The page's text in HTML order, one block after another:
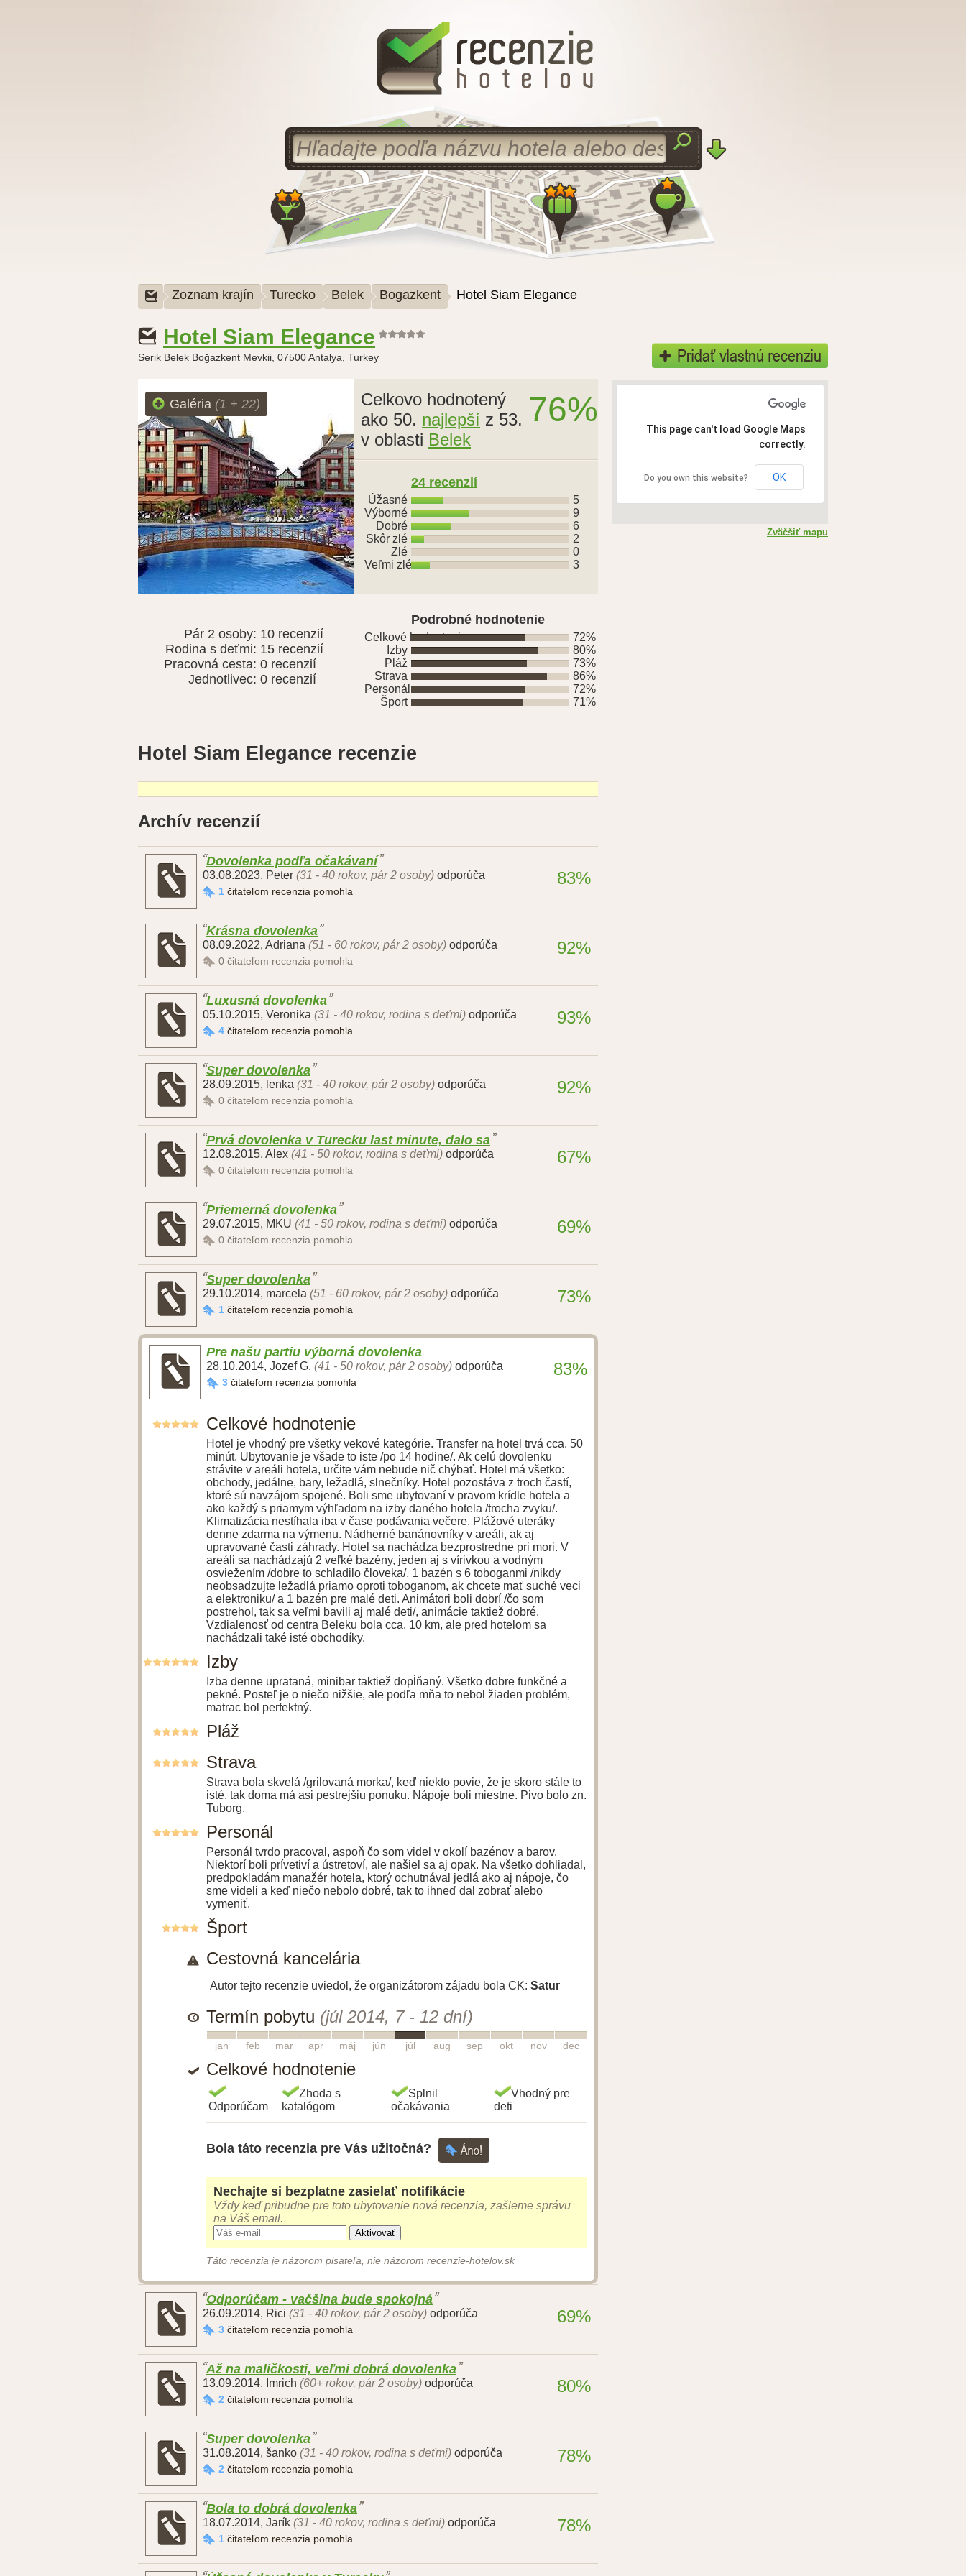
Zoznam krajín Turecko Belek Bogazkent Hotel Siam Elegance
Hotel Siam Elegance
Serik Belek Boğazkent Mevkii, 07500 Antalya, Turkey
Galéria (1 + 22) 76%
Celkovo hodnotený
ako 50. najlepší z 53.
v oblasti Belek
24 recenzií
Úžasné
5
Výborné
9
Dobré
6
Skôr zlé
2
Zlé
0
Veľmi zlé
3
Pár 2 osoby: 10 recenzií
Rodina s deťmi: 15 recenzií
Pracovná cesta: 0 recenzií
Jednotlivec: 0 recenzií
Podrobné hodnotenie
Celkové hodnotenie
72%
Izby
80%
Pláž
73%
Strava
86%
Personál
72%
Šport
71%
Hotel Siam Elegance recenzie
Archív recenzií
Dovolenka podľa očakávaní
03.08.2023, Peter (31 - 40 rokov, pár 2 osoby) odporúča
1 čitateľom recenzia pomohla
83%
Krásna dovolenka
08.09.2022, Adriana (51 - 60 rokov, pár 2 osoby) odporúča
0 čitateľom recenzia pomohla
92%
Luxusná dovolenka
05.10.2015, Veronika (31 - 40 rokov, rodina s deťmi) odporúča
4 čitateľom recenzia pomohla
93%
Super dovolenka
28.09.2015, lenka (31 - 40 rokov, pár 2 osoby) odporúča
0 čitateľom recenzia pomohla
92%
Prvá dovolenka v Turecku last minute, dalo sa
12.08.2015, Alex (41 - 50 rokov, rodina s deťmi) odporúča
0 čitateľom recenzia pomohla
67%
Priemerná dovolenka
29.07.2015, MKU (41 - 50 rokov, rodina s deťmi) odporúča
0 čitateľom recenzia pomohla
69%
Super dovolenka
29.10.2014, marcela (51 - 60 rokov, pár 2 osoby) odporúča
1 čitateľom recenzia pomohla
73%
Pre našu partiu výborná dovolenka
28.10.2014, Jozef G. (41 - 50 rokov, pár 2 osoby) odporúča
3 čitateľom recenzia pomohla
83%
Celkové hodnotenie
Hotel je vhodný pre všetky vekové kategórie. Transfer na hotel trvá cca. 50
minút. Ubytovanie je všade to iste /po 14 hodine/. Ak celú dovolenku
strávite v areáli hotela, určite vám nebude nič chýbať. Hotel má všetko:
obchody, jedálne, bary, ležadlá, slnečníky. Hotel pozostáva z troch častí,
ktoré sú navzájom spojené. Boli sme ubytovaní v pravom krídle hotela a
ako každý s priamym výhľadom na izby daného hotela /trocha zvyku/.
Klimatizácia nestíhala iba v čase podávania večere. Plážové uteráky
denne zdarma na výmenu. Nádherné banánovníky v areáli, ak aj
upravované časti záhrady. Hotel sa nachádza bezprostredne pri mori. V
areáli sa nachádzajú 2 veľké bazény, jeden aj s vírivkou a vodným
osviežením /dobre to schladilo človeka/, 1 bazén s 6 toboganmi /nikdy
neobsadzujte ležadlá priamo oproti toboganom, ak chcete mať suché veci
a elektroniku/ a 1 bazén pre malé deti. Animátori boli dobrí /čo som
postrehol, tak sa veľmi bavili aj malé deti/, animácie taktiež dobré.
Vzdialenosť od centra Beleku bola cca. 10 km, ale pred hotelom sa
nachádzali také isté obchodíky.
Izby
Izba denne uprataná, minibar taktiež dopĺňaný. Všetko dobre funkčné a
pekné. Posteľ je o niečo nižšie, ale podľa mňa to nebol žiaden problém,
matrac bol perfektný.
Pláž
Strava
Strava bola skvelá /grilovaná morka/, keď niekto povie, že je skoro stále to
isté, tak doma má asi pestrejšiu ponuku. Nápoje boli miestne. Pivo bolo zn.
Tuborg.
Personál
Personál tvrdo pracoval, aspoň čo som videl v okolí bazénov a barov.
Niektorí boli prívetiví a ústretoví, ale našiel sa aj opak. Na všetko dohliadal,
predpokladám manažér hotela, ktorý ochutnával jedlá ako aj nápoje, čo
sme videli a keď niečo nebolo dobré, tak to ihneď dal zobrať alebo
vymeniť.
Šport
Cestovná kancelária
Autor tejto recenzie uviedol, že organizátorom zájadu bola CK: Satur
Termín pobytu (júl 2014, 7 - 12 dní)
jan feb mar apr máj jún júl aug sep okt nov dec
Celkové hodnotenie
Odporúčam
Zhoda s
katalógom
Splnil
očakávania
Vhodný pre
deti
Bola táto recenzia pre Vás užitočná?
Nechajte si bezplatne zasielať notifikácie
Vždy keď pribudne pre toto ubytovanie nová recenzia, zašleme správu
na Váš email.
Aktivovať
Táto recenzia je názorom pisateľa, nie názorom recenzie-hotelov.sk
Odporúčam - vačšina bude spokojná
26.09.2014, Rici (31 - 40 rokov, pár 2 osoby) odporúča
3 čitateľom recenzia pomohla
69%
Až na maličkosti, veľmi dobrá dovolenka
13.09.2014, Imrich (60+ rokov, pár 2 osoby) odporúča
2 čitateľom recenzia pomohla
80%
Super dovolenka
31.08.2014, šanko (31 - 40 rokov, rodina s deťmi) odporúča
2 čitateľom recenzia pomohla
78%
Bola to dobrá dovolenka
18.07.2014, Jarík (31 - 40 rokov, rodina s deťmi) odporúča
1 čitateľom recenzia pomohla
78%
This page can't load Google Maps
correctly.
Do you own this website? OK
Zväčšiť mapu